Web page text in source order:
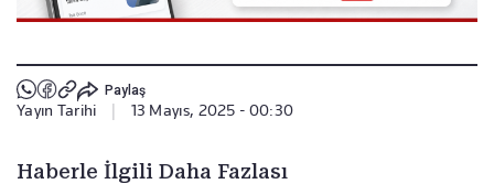
Paylaş
Yayın Tarihi 13 Mayıs, 2025 - 00:30
Haberle İlgili Daha Fazlası